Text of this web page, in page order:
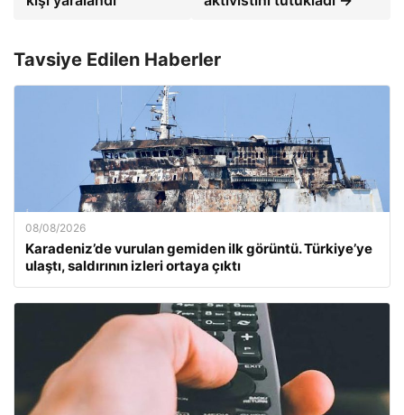
Tavsiye Edilen Haberler
08/08/2026
Karadeniz’de vurulan gemiden ilk görüntü. Türkiye’ye
ulaştı, saldırının izleri ortaya çıktı